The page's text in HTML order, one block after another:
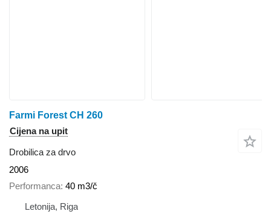
Farmi Forest CH 260
Cijena na upit
Drobilica za drvo
2006
Performanca 40 m3/č
Letonija, Riga